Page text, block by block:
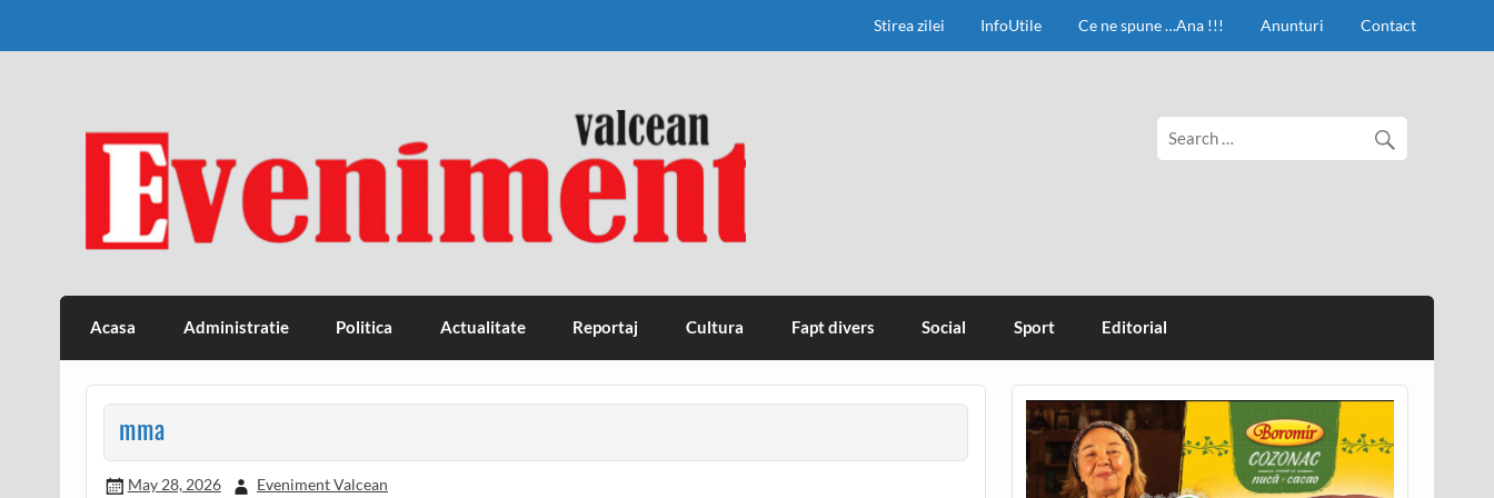
Stirea zilei InfoUtile Ce ne spune …Ana !!! Anunturi Contact
Eveniment Valcean
Acasa Administratie Politica Actualitate Reportaj Cultura Fapt divers Social Sport Editorial
mma
May 28, 2026 Eveniment Valcean